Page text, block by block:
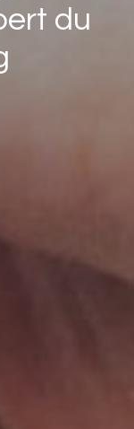
du